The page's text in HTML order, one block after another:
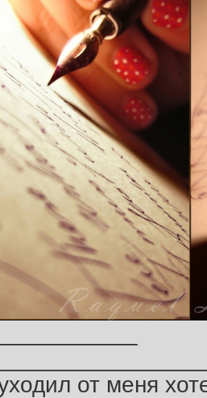
от меня